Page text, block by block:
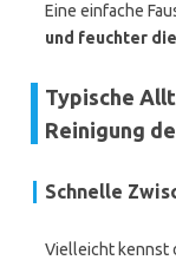
Eine einfache
und feuchter
Typische
Reinigung
Schnelle
Vielleicht kennst